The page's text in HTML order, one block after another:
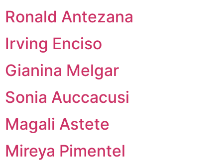
Ronald Antezana
Irving Enciso
Gianina Melgar
Sonia Auccacusi
Magali Astete
Mireya Pimentel